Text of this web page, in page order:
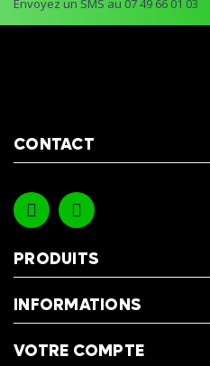
Envoyez un SMS au 07 49 66 01 03
CONTACT
PRODUITS
INFORMATIONS
VOTRE COMPTE